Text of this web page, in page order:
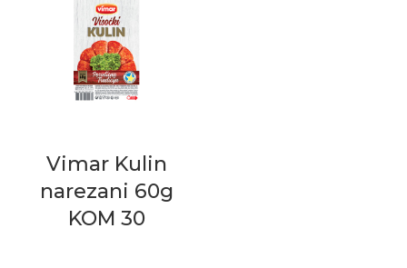
Vimar Kulin
narezani 60g
KOM 30